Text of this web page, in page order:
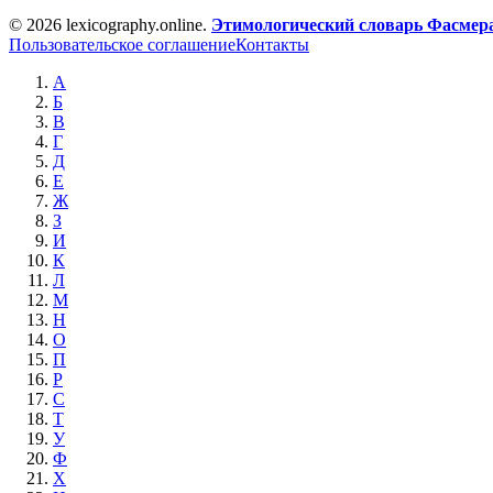
© 2026 lexicography.online. Этимологический словарь
Пользовательское соглашениеКонтакты
А
Б
В
Г
Д
Е
Ж
З
И
К
Л
М
Н
О
П
Р
С
Т
У
Ф
Х